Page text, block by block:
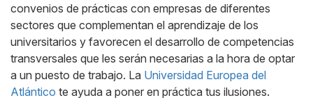
convenios de prácticas con empresas de diferentes
sectores que complementan el aprendizaje de los
universitarios y favorecen el desarrollo de competencias
transversales que les serán necesarias a la hora de optar
a un puesto de trabajo. La Universidad Europea del
Atlántico te ayuda a poner en práctica tus ilusiones.